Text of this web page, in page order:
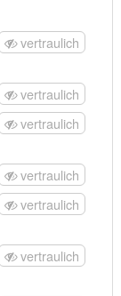
vertraulich
vertraulich
vertraulich
vertraulich
vertraulich
vertraulich